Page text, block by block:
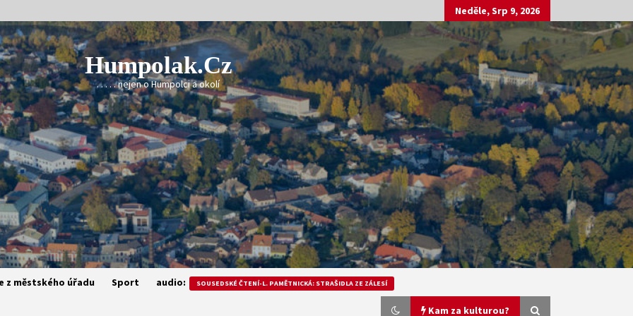
Neděle, Srp 9, 2026
Humpolak.cz
. . . . . nejen o Humpolci a okolí
z městského úřadu Sport audio: SOUSEDSKÉ ČTENÍ-L. PAMĚTNICKÁ: STRAŠIDLA ZE ZÁLESÍ
Kam za kulturou?